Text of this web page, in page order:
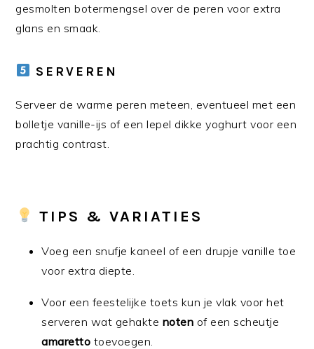
gesmolten botermengsel over de peren voor extra
glans en smaak.
SERVEREN
Serveer de warme peren meteen, eventueel met een
bolletje vanille-ijs of een lepel dikke yoghurt voor een
prachtig contrast.
TIPS & VARIATIES
Voeg een snufje kaneel of een drupje vanille toe
voor extra diepte.
Voor een feestelijke toets kun je vlak voor het
serveren wat gehakte noten of een scheutje
amaretto toevoegen.